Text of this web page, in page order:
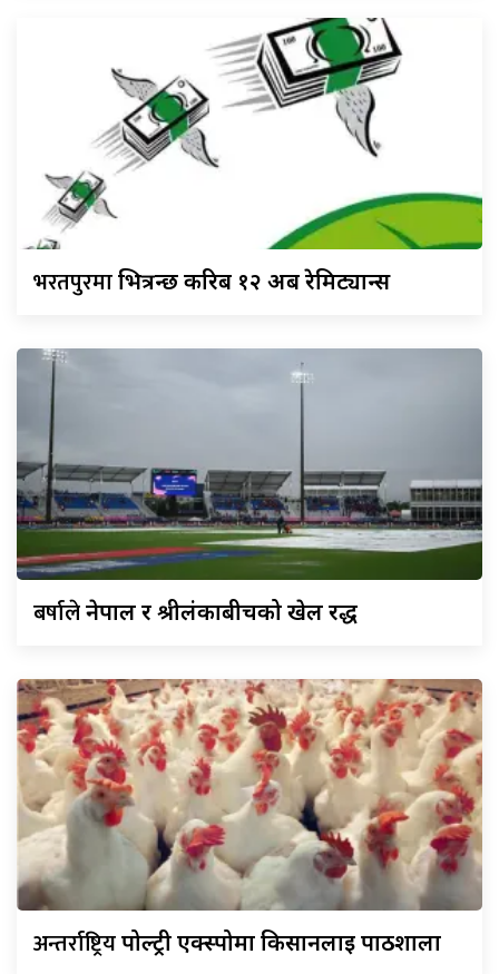
भरतपुरमाभित्रन्छ करिब १२ अर्ब रेमिट्यान्स
बर्षालेनेपाल र श्रीलंकाबीचको खेल रद्ध
अन्तर्राष्ट्रियपोल्ट्री एक्स्पोमा किसानलाई पाठशाला